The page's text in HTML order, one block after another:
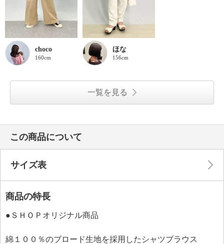
choco
160cm
ほな
156cm
一覧を見る
この商品について
サイズ表
商品の特長
●ＳＨＯＰオリジナル商品
綿１００％のブロード生地を採用したシャツブラウス